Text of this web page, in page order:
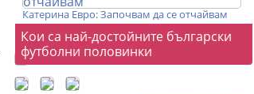
Катерина Евро: Започвам да се отчайвам
Фотогалерии
Кои са най-достойните български
футболни половинки